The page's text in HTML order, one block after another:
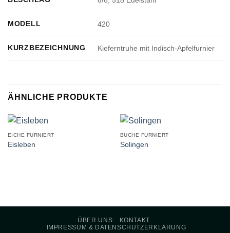
MODELL 420
KURZBEZEICHNUNG Kieferntruhe mit Indisch-Apfelfurnier
ÄHNLICHE PRODUKTE
EICHE FURNIERT
Eisleben
BUCHE FURNIERT
Solingen
ÜBER UNS
KONTAKT
IMPRESSUM & DATENSCHUTZERKLÄRUNG